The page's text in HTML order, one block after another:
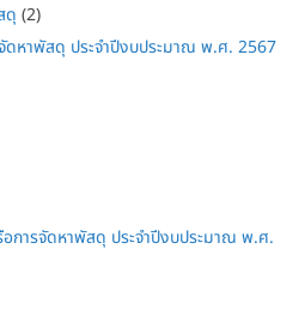
ดุ (2)
ดหาพัสดุ ประจำปีงบประมาณ พ.ศ. 2567
การจัดหาพัสดุ ประจำปีงบประมาณ พ.ศ.